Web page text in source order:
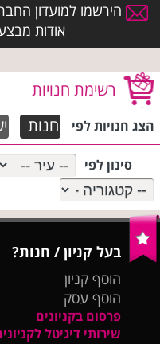
הירשמו למועדון
אודות
רשימת חנויות
הצג חנויות לפי חנות
סינון לפי
בעל קניון / חנות?
הוסף קניון
הוסף עסק
פרסום בקניונים
שירותי דיגיטל